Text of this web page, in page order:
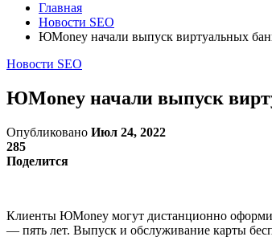
Главная
Новости SEO
ЮMoney начали выпуск виртуальных
Новости SEO
ЮMoney начали выпуск
Опубликовано Июл 24, 2022
285
Поделится
Клиенты ЮMoney могут дистанционно
— пять лет. Выпуск и обслуживание карты